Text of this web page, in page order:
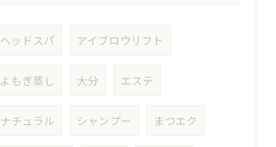
ヘッドスパ アイブロウリフト
よもぎ蒸し 大分 エステ
ナチュラル シャンプー まつエク